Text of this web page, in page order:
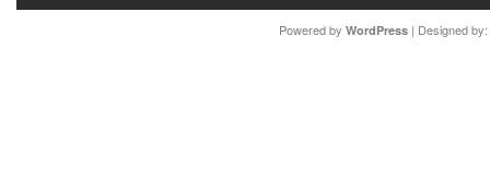
Powered by WordPress| Designed by: